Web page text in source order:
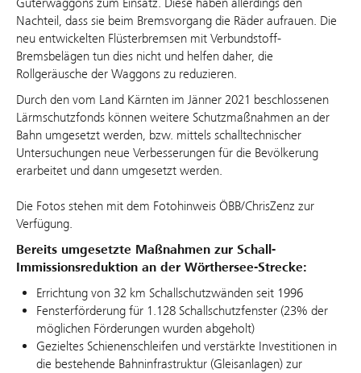
Nachteil, dass sie beim Bremsvorgang die Räder aufrauen. Die
neu entwickelten Flüsterbremsen mit Verbundstoff-
Bremsbelägen tun dies nicht und helfen daher, die
Rollgeräusche der Waggons zu reduzieren.
Durch den vom Land Kärnten im Jänner 2021 beschlossenen
Lärmschutzfonds können weitere Schutzmaßnahmen an der
Bahn umgesetzt werden, bzw. mittels schalltechnischer
Untersuchungen neue Verbesserungen für die Bevölkerung
erarbeitet und dann umgesetzt werden.
Die Fotos stehen mit dem Fotohinweis ÖBB/ChrisZenz zur
Verfügung.
Bereits umgesetzte Maßnahmen zur Schall-
Immissionsreduktion an der Wörthersee-Strecke:
Errichtung von 32 km Schallschutzwänden seit 1996
Fensterförderung für 1.128 Schallschutzfenster (23% der
möglichen Förderungen wurden abgeholt)
Gezieltes Schienenschleifen und verstärkte Investitionen in
die bestehende Bahninfrastruktur (Gleisanlagen) zur